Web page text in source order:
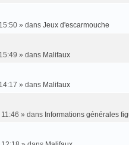
» dans Jeux d'escarmouche
» dans Malifaux
» dans Malifaux
» dans Informations générales